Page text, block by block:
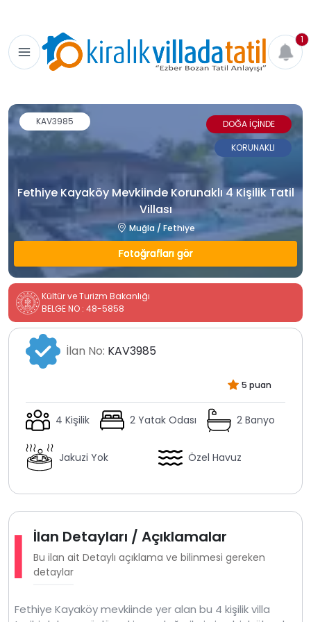
1
Fethiye Kayaköy Mevkiinde Korunaklı 4 Kişilik Tatil
Villası
Muğla / Fethiye
Fotoğrafları gör
KAV3985
DOĞA İÇİNDE
KORUNAKLI
Kültür ve Turizm Bakanlığı
BELGE NO : 48-5858
İlan No: KAV3985
5 puan
4 Kişilik 2 Yatak Odası 2 Banyo
Jakuzi Yok Özel Havuz
İlan Detayları / Açıklamalar
Bu ilan ait Detaylı açıklama ve bilinmesi gereken
detaylar
Fethiye Kayaköy mevkiinde yer alan bu 4 kişilik villa